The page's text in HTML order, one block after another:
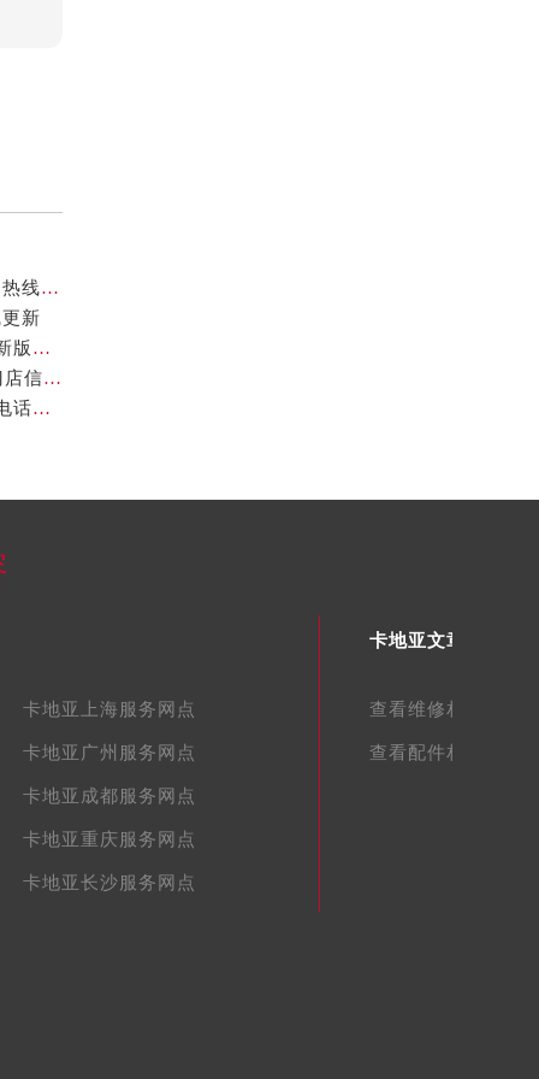
官方核验通知｜2026年卡地亚厦门专柜客服电话及服务热线7月最新版
新
卡地亚2026年官方专柜服务指南｜北京客户热线7月最新版，一篇搞定
2026年7月最新声明！卡地亚深圳官方专柜服务电话+门店信息全面核验
官方声明｜2026年7月卡地亚官方专柜中国区客户服务电话及门店核验
卡地亚上海服务网点
卡地亚广州服务网点
卡地亚成都服务网点
卡地亚重庆服务网点
卡地亚长沙服务网点
卡地亚文章库
查看维修相关文章
查看配件相关文章